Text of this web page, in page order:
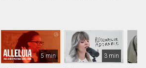
5 min 3 min